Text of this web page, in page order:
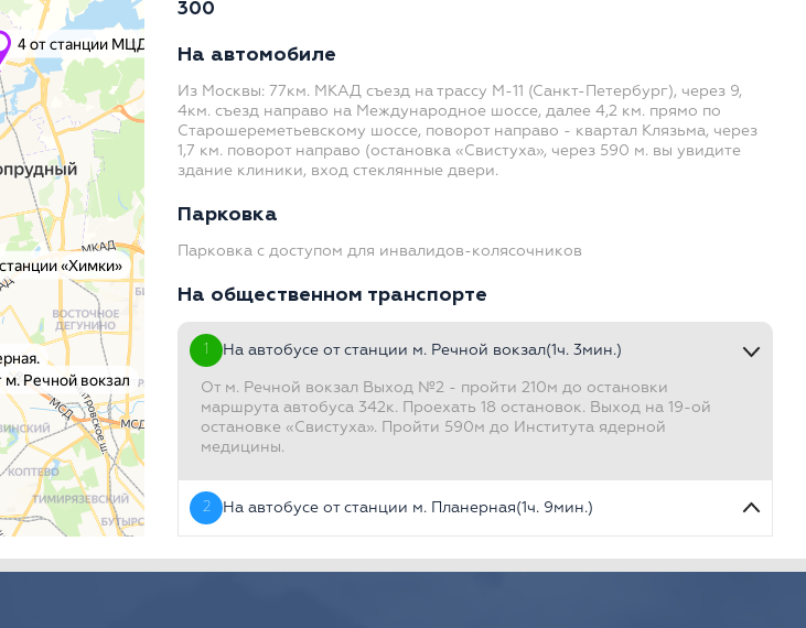
300
На автомобиле
Из Москвы: 77км. МКАД съезд на трассу М-11 (Санкт-Петербург), через 9,
4км. съезд направо на Международное шоссе, далее 4,2 км. прямо по
Старошереметьевскому шоссе, поворот направо - квартал Клязьма, через
1,7 км. поворот направо (остановка «Свистуха», через 590 м. вы увидите
здание клиники, вход стеклянные двери.
Парковка
Парковка с доступом для инвалидов-колясочников
На общественном транспорте
На автобусе от станции м. Речной вокзал(1ч. 3мин.)
От м. Речной вокзал Выход №2 - пройти 210м до остановки
маршрута автобуса 342к. Проехать 18 остановок. Выход на 19-ой
остановке «Свистуха». Пройти 590м до Института ядерной
медицины.
2 На автобусе от станции м. Планерная(1ч. 9мин.)